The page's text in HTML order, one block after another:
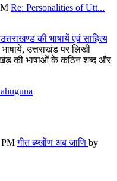
Re: Personalities of Utt...
की भाषायें एवं साहित्य
उत्तराखंड पर लिखी
की भाषाओं के कठिन शब्द और
PMगीत ब्य्खोंण अब जाणि by